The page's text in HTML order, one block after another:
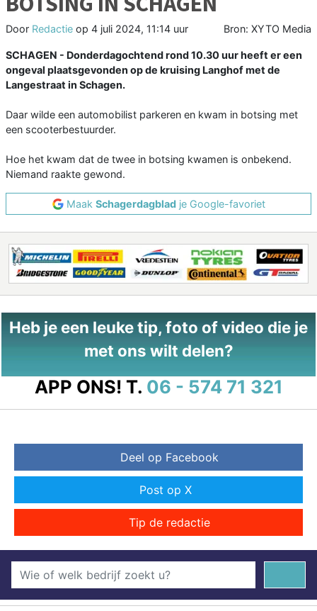
Door Redactie op 4 juli 2024, 11:14 uur Bron: XYTO Media
SCHAGEN - Donderdagochtend rond 10.30 uur heeft er een
ongeval plaatsgevonden op de kruising Langhof met de
Langestraat in Schagen.
Daar wilde een automobilist parkeren en kwam in botsing met
een scooterbestuurder.
Hoe het kwam dat de twee in botsing kwamen is onbekend.
Niemand raakte gewond.
Maak Schagerdagbladje Google-favoriet
Heb je een leuke tip, foto of video die je
met ons wilt delen?
APP ONS! T. 06 - 574 71 321
Deel op Facebook
Post op X
Tip de redactie